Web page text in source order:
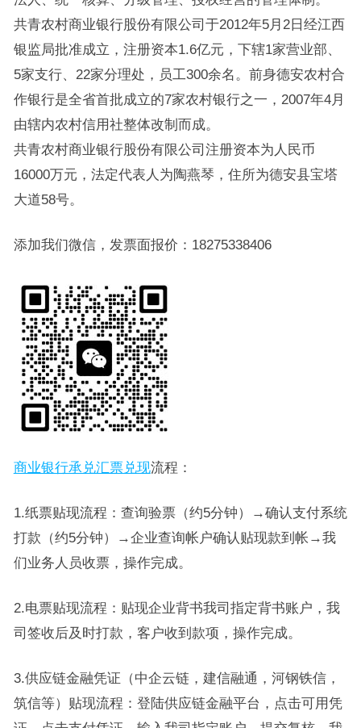
共青农村商业银行股份有限公司于2012年5月2日经江西
银监局批准成立，注册资本1.6亿元，下辖1家营业部、
5家支行、22家分理处，员工300余名。前身德安农村合
作银行是全省首批成立的7家农村银行之一，2007年4月
由辖内农村信用社整体改制而成。
共青农村商业银行股份有限公司注册资本为人民币
16000万元，法定代表人为陶燕琴，住所为德安县宝塔
大道58号。
添加我们微信，发票面报价：18275338406
商业银行承兑汇票兑现流程：
1.纸票贴现流程：查询验票（约5分钟）→确认支付系统
打款（约5分钟）→企业查询帐户确认贴现款到帐→我
们业务人员收票，操作完成。
2.电票贴现流程：贴现企业背书我司指定背书账户，我
司签收后及时打款，客户收到款项，操作完成。
3.供应链金融凭证（中企云链，建信融通，河钢铁信，
筑信等）贴现流程：登陆供应链金融平台，点击可用凭